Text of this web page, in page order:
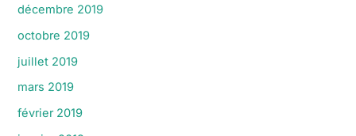
décembre 2019
octobre 2019
juillet 2019
mars 2019
février 2019